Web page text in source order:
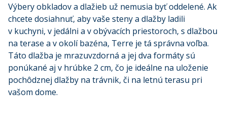
Výbery obkladov a dlažieb už nemusia byť oddelené. Ak
chcete dosiahnuť, aby vaše steny a dlažby ladili
v kuchyni, v jedálni a v obývacích priestoroch, s dlažbou
na terase a v okolí bazéna, Terre je tá správna voľba.
Táto dlažba je mrazuvzdorná a jej dva formáty sú
ponúkané aj v hrúbke 2 cm, čo je ideálne na uloženie
pochôdznej dlažby na trávnik, či na letnú terasu pri
vašom dome.